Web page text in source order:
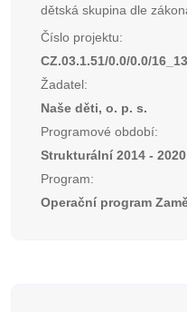
dětská skupina dle
Číslo projektu:
CZ.03.1.51/0.0/0.0/
Žadatel:
Naše děti, o. p. s.
Programové období:
Strukturální 2014 - 2020
Program:
Operační program